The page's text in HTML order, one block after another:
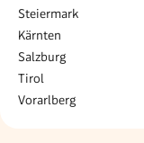
Steiermark
Kärnten
Salzburg
Tirol
Vorarlberg